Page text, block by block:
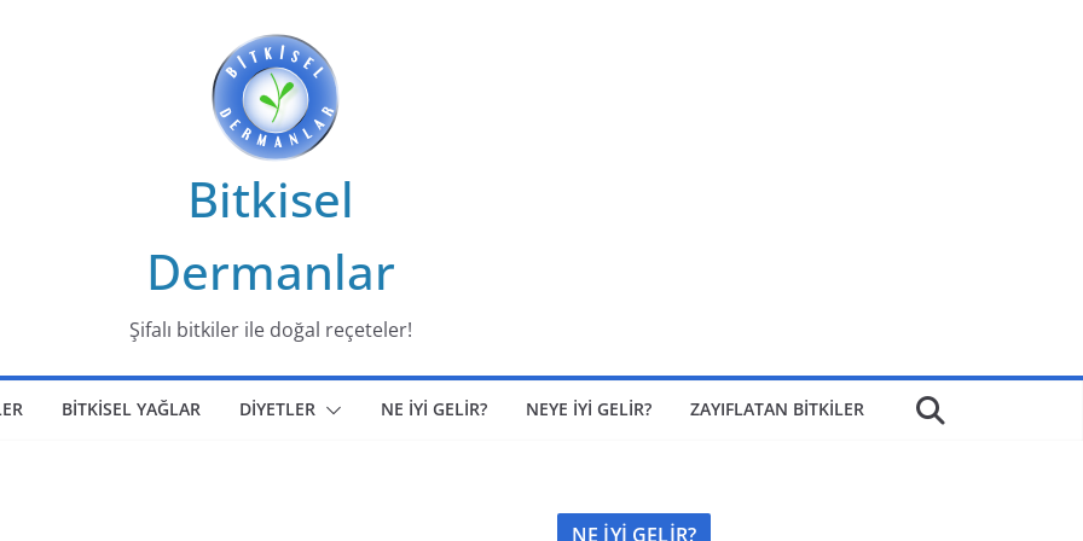
Bitkisel
Dermanlar
Şifalı bitkiler ile doğal reçeteler!
BİTKİSEL YAĞLAR DİYETLER NE İYİ GELİR? NEYE İYİ GELİR? ZAYIFLATAN BİTKİLER
NE İYİ GELİR?